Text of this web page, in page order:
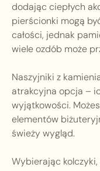
dodając ciepłych
pierścionki mogą
całości, jednak
wiele ozdób może
Naszyjniki z
atrakcyjna opcja –
wyjątkowości.
elementów
świeży wygląd.
Wybierając